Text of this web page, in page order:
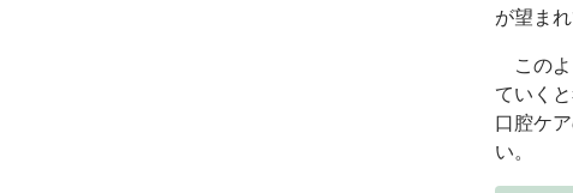
が望まれ
このよ
ていく
口腔ケ
い。